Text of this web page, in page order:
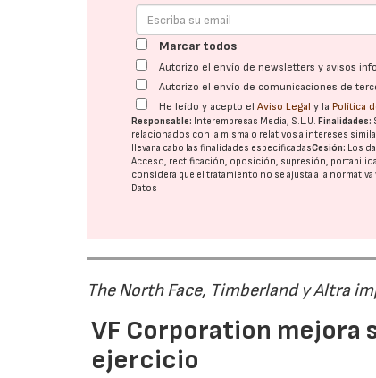
Marcar todos
Autorizo el envío de newsletters y avisos
Autorizo el envío de comunicaciones de
He leído y acepto elAviso Legal y la Política
Responsable: Interempresas Media, S.L.U. Finalidades:
relacionados con la misma o relativos a intereses
llevar a cabo las finalidades especificadasCesión: Los
Acceso, rectificación, oposición, supresión,
considera que el tratamiento no se ajusta a la
Datos
The North Face, Timberland y Altra
VF Corporation mejora
ejercicio